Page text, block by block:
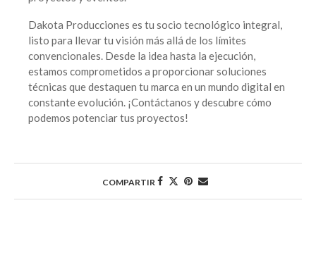
Dakota Producciones es tu socio tecnológico integral,
listo para llevar tu visión más allá de los límites
convencionales. Desde la idea hasta la ejecución,
estamos comprometidos a proporcionar soluciones
técnicas que destaquen tu marca en un mundo digital en
constante evolución. ¡Contáctanos y descubre cómo
podemos potenciar tus proyectos!
COMPARTIR